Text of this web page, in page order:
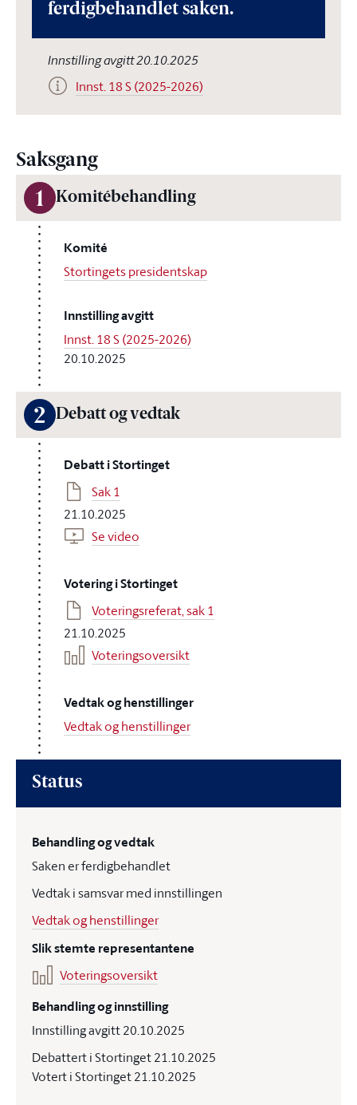
ferdigbehandlet saken.
Innstilling avgitt 20.10.2025
Innst. 18 S (2025-2026)
Saksgang
1 Komitébehandling
Komité
Stortingets presidentskap
Innstilling avgitt
Innst. 18 S (2025-2026)
20.10.2025
2 Debatt og vedtak
Debatt i Stortinget
Sak 1
21.10.2025
Se video
Votering i Stortinget
Voteringsreferat, sak 1
21.10.2025
Voteringsoversikt
Vedtak og henstillinger
Vedtak og henstillinger
Status
Behandling og vedtak
Saken er ferdigbehandlet
Vedtak i samsvar med innstillingen
Vedtak og henstillinger
Slik stemte representantene
Voteringsoversikt
Behandling og innstilling
Innstilling avgitt 20.10.2025
Debattert i Stortinget 21.10.2025
Votert i Stortinget 21.10.2025